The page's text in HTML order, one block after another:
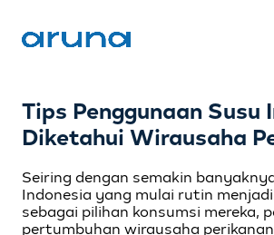
Tips Penggunaan Susu
Diketahui Wirausaha
Seiring dengan semakin
Indonesia yang mulai rutin
sebagai pilihan konsumsi mereka,
pertumbuhan wirausaha